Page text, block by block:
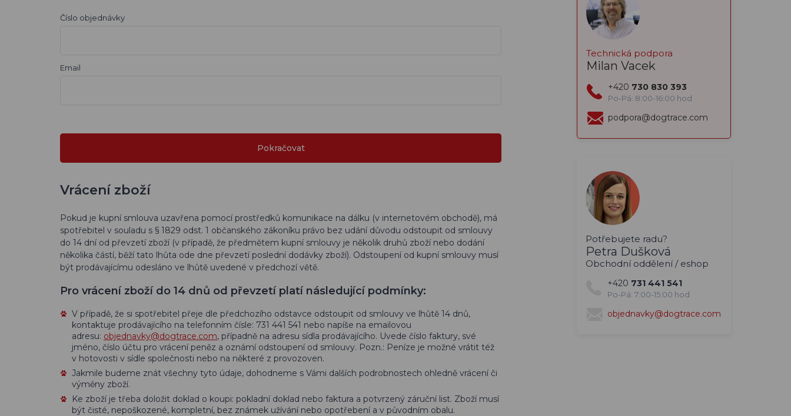
Číslo objednávky
Email
Vrácení zboží
Pokud je kupní smlouva uzavřena pomocí prostředků komunikace na dálku (v internetovém obchodě), má
spotřebitel v souladu s § 1829 odst. 1 občanského zákoníku právo bez udání důvodu odstoupit od smlouvy
do 14 dní od převzetí zboží (v případě, že předmětem kupní smlouvy je několik druhů zboží nebo dodání
několika částí, běží tato lhůta ode dne převzetí poslední dodávky zboží). Odstoupení od kupní smlouvy musí
být prodávajícímu odesláno ve lhůtě uvedené v předchozí větě.
Pro vrácení zboží do 14 dnů od převzetí platí následující podmínky:
V případě, že si spotřebitel přeje dle předchozího odstavce odstoupit od smlouvy ve lhůtě 14 dnů,
kontaktuje prodávajícího na telefonním čísle: 731 441 541 nebo napíše na emailovou
adresu: objednavky@dogtrace.com, případně na adresu sídla prodávajícího. Uvede číslo faktury, své
jméno, číslo účtu pro vrácení peněz a oznámí odstoupení od smlouvy. Pozn.: Peníze je možné vrátit též
v hotovosti v sídle společnosti nebo na některé z provozoven.
Jakmile budeme znát všechny tyto údaje, dohodneme s Vámi dalších podrobnostech ohledně vrácení či
výměny zboží.
Ke zboží je třeba doložit doklad o koupi: pokladní doklad nebo faktura a potvrzený záruční list. Zboží musí
být čisté, nepoškozené, kompletní, bez známek užívání nebo opotřebení a v původním obalu.
Technická podpora
Milan Vacek
+420 730 830 393
Po-Pá: 8:00-16:00 hod
podpora@dogtrace.com
Potřebujete radu?
Petra Dušková
Obchodní oddělení / eshop
+420 731 441 541
Po-Pá: 7:00-15:00 hod
objednavky@dogtrace.com